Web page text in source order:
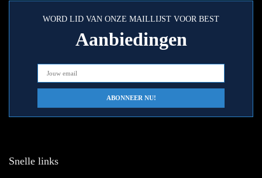
WORD LID VAN ONZE MAILLIJST VOOR BEST
Aanbiedingen
Snelle links